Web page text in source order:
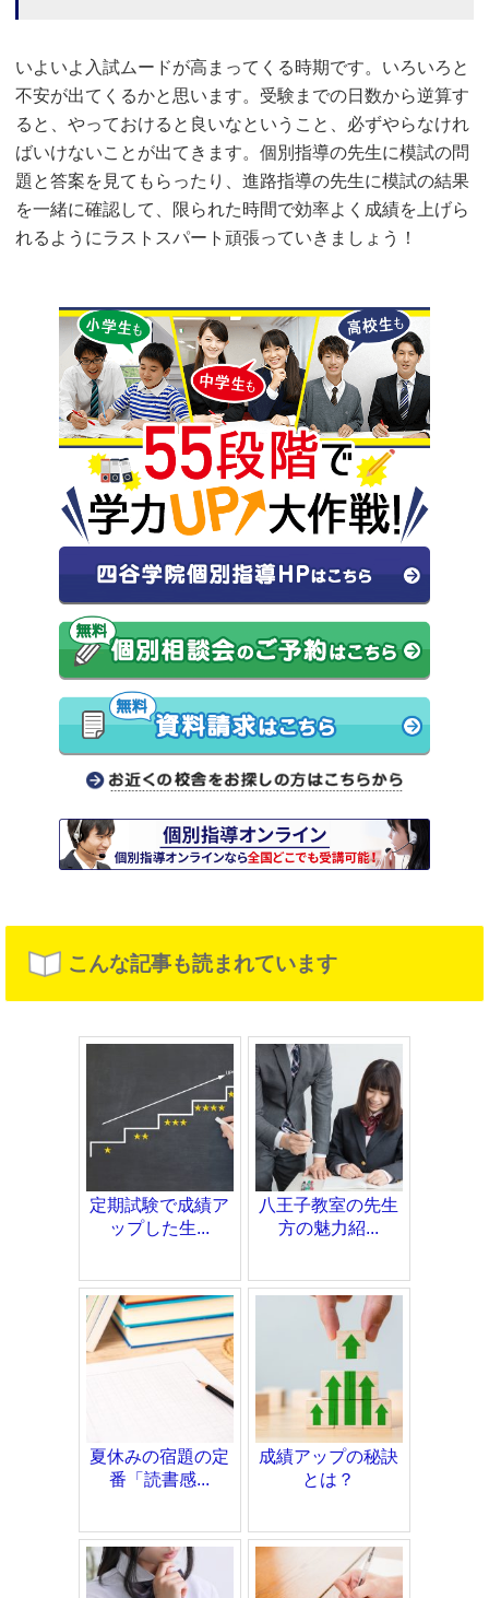
いよいよ入試ムードが高まってくる時期です。いろいろと
不安が出てくるかと思います。受験までの日数から逆算す
ると、やっておけると良いなということ、必ずやらなけれ
ばいけないことが出てきます。個別指導の先生に模試の問
題と答案を見てもらったり、進路指導の先生に模試の結果
を一緒に確認して、限られた時間で効率よく成績を上げら
れるようにラストスパート頑張っていきましょう！
こんな記事も読まれています
定期試験で成績ア
ップした生...
八王子教室の先生
方の魅力紹...
夏休みの宿題の定
番「読書感...
成績アップの秘訣
とは？